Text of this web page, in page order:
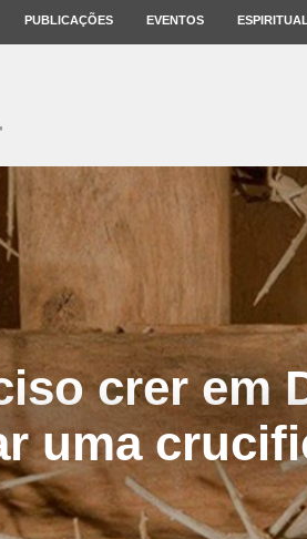
PUBLICAÇÕES EVENTOS
crer em
uma